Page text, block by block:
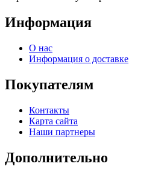
Информация
О нас
Информация о доставке
Покупателям
Контакты
Карта сайта
Наши партнеры
Дополнительно